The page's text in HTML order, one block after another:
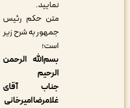
متن حکم رئیس
جمهور به شرح زیر
بسم‌الله الرحمن
جناب آقای
غلامرضا امیرخانی